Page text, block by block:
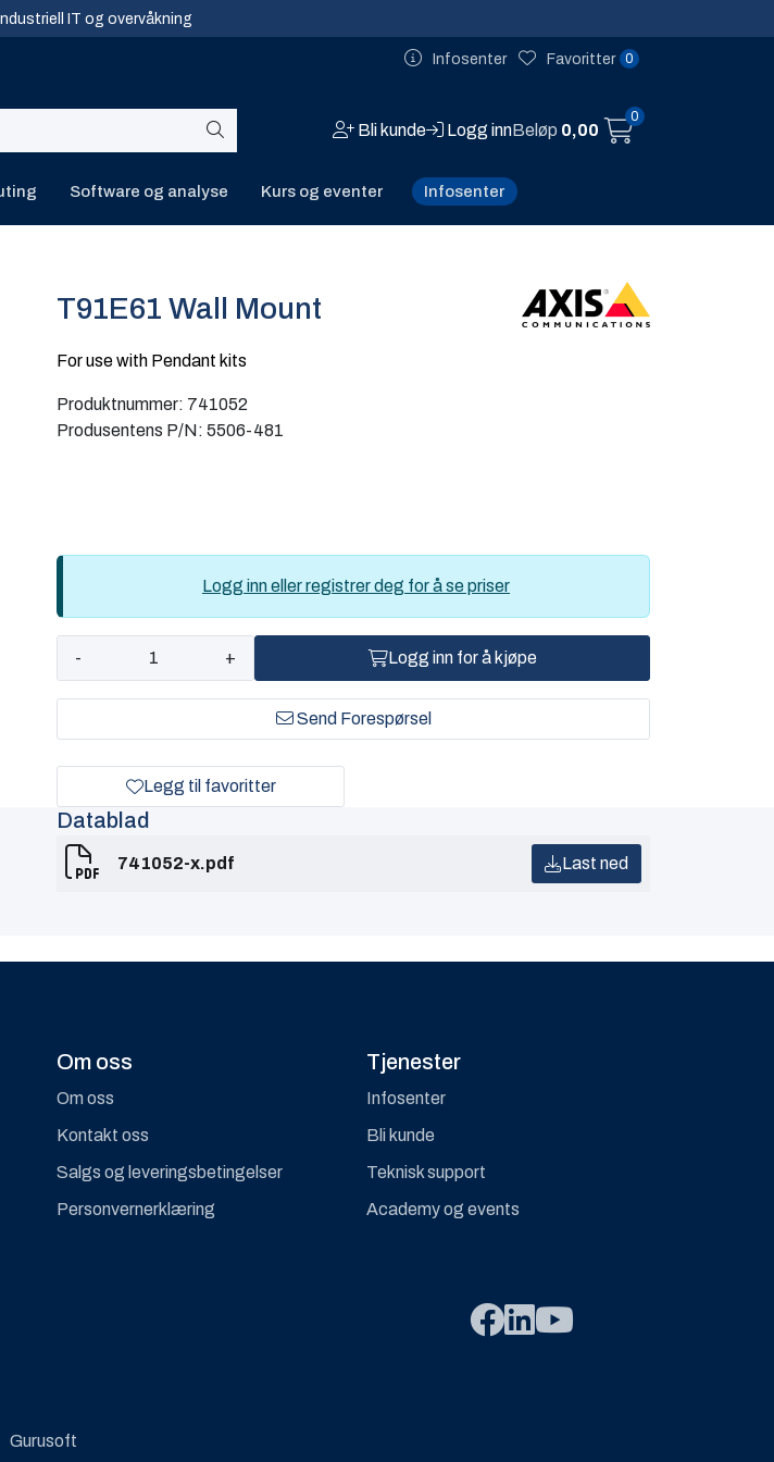
IT og overvåkning
Infosenter 0
Favoritter
Bli kunde Logg innBeløp 0,00
0
Software og analyse Kurs og eventer Infosenter
T91E61 Wall Mount
For use with Pendant kits
Produktnummer: 741052
Produsentens P/N: 5506-481
Logg inn eller registrer deg for å se priser
- + Logg inn for å kjøpe
Send Forespørsel
Legg til favoritter
Datablad
741052-x.pdf Last ned
Om oss
Om oss
Kontakt oss
Salgs og leveringsbetingelser
Personvernerklæring
Tjenester
Infosenter
Bli kunde
Teknisk support
Academy og events
Gurusoft